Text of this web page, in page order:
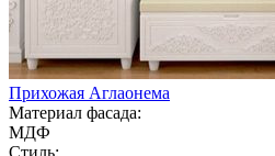
Прихожая Аглаонема
Материал фасада:
МДФ
Стиль: